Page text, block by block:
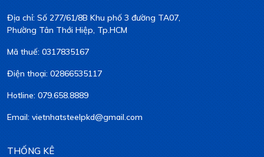
Địa chỉ: Số 277/61/8B Khu phố 3 đường TA07,
Phường Tân Thới Hiệp, Tp.HCM
Mã thuế: 0317835167
Điện thoại: 02866535117
Hotline: 079.658.8889
Email: vietnhatsteelpkd@gmail.com
THỐNG KÊ